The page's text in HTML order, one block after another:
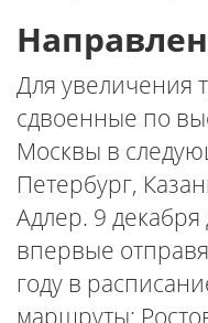
Для увеличения
сдвоенные по
Москвы в
Петербург,
Адлер. 9
впервые
году в
маршруты: